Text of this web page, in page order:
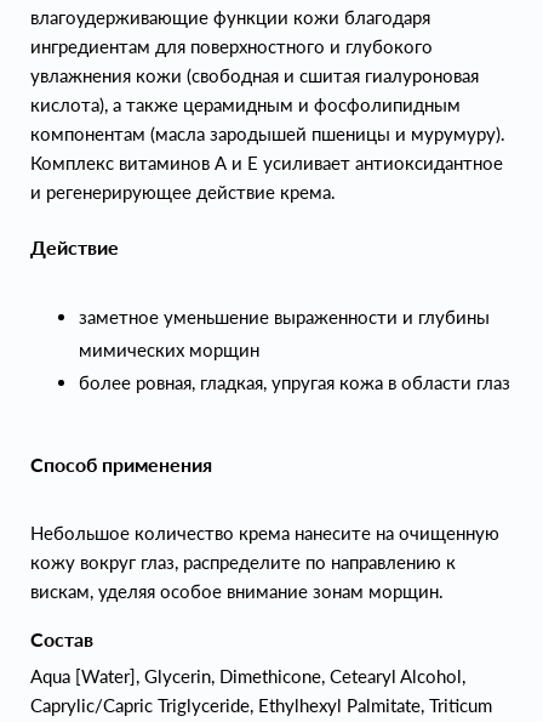
влагоудерживающие функции кожи благодаря
ингредиентам для поверхностного и глубокого
увлажнения кожи (свободная и сшитая гиалуроновая
кислота), а также церамидным и фосфолипидным
компонентам (масла зародышей пшеницы и мурумуру).
Комплекс витаминов А и Е усиливает антиоксидантное
и регенерирующее действие крема.
Действие
заметное уменьшение выраженности и глубины
мимических морщин
более ровная, гладкая, упругая кожа в области глаз
Способ применения
Небольшое количество крема нанесите на очищенную
кожу вокруг глаз, распределите по направлению к
вискам, уделяя особое внимание зонам морщин.
Состав
Aqua [Water], Glycerin, Dimethicone, Cetearyl Alcohol,
Caprylic/Capric Triglyceride, Ethylhexyl Palmitate, Triticum